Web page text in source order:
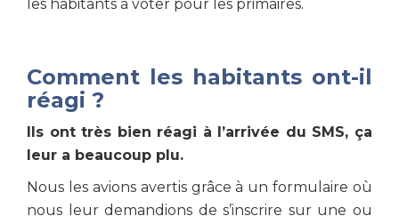
les habitants à voter pour les primaires.
Comment les habitants ont-il
réagi ?
Ils ont très bien réagi à l’arrivée du SMS, ça
leur a beaucoup plu.
Nous les avions avertis grâce à un formulaire où
nous leur demandions de s’inscrire sur une ou